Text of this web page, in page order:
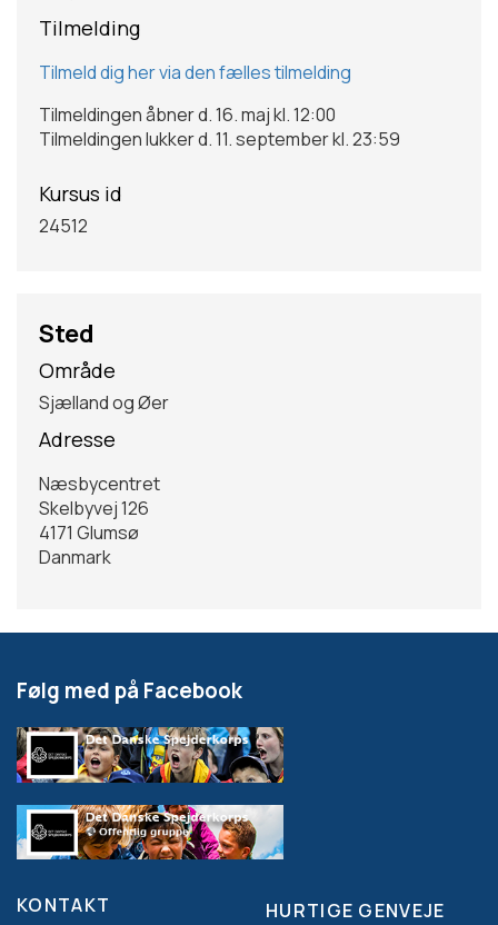
Tilmelding
Tilmeld dig her via den fælles tilmelding
Tilmeldingen åbner d. 16. maj kl. 12:00
Tilmeldingen lukker d. 11. september kl. 23:59
Kursus id
24512
Sted
Område
Sjælland og Øer
Adresse
Næsbycentret
Skelbyvej 126
4171 Glumsø
Danmark
Følg med på Facebook
KONTAKT HURTIGE GENVEJE